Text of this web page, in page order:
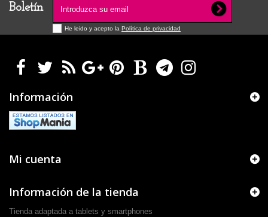
Boletín
He leido y acepto la Política de privacidad
Información
Mi cuenta
Información de la tienda
Tienda adaptada a tablets y smartphones